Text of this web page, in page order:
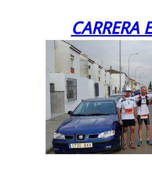
CARRERA